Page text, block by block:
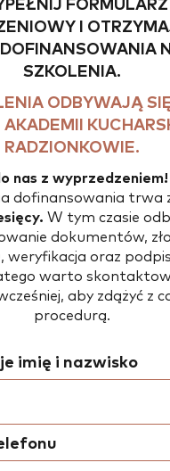
W Piwie
Go­lon­ka w piwie.
zł 29,00 ZŁ
w ostatnich 30 dniach:
FORMULARZ
I
SZKOLENIA.
ODBYWAJĄ
AKADEMII
RADZIONKOWIE.
nas z wyprzedzeniem!
dofinansowania trwa
W tym czasie
dokumentów,
weryfikacja oraz
warto
aby zdążyć z
procedurą.
imię i nazwisko